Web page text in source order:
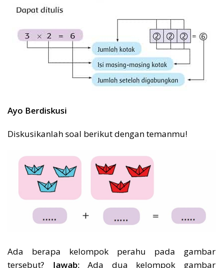
Ayo Berdiskusi
Diskusikanlah soal berikut dengan temanmu!
Ada berapa kelompok perahu pada gambar
tersebut?
Jawab: Ada dua kelompok gambar